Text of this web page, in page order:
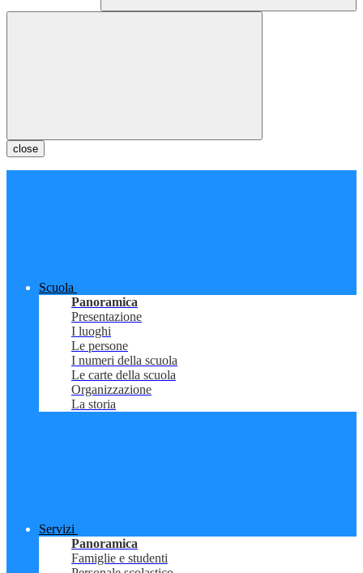
close
Scuola
Panoramica
Presentazione
I luoghi
Le persone
I numeri della scuola
Le carte della scuola
Organizzazione
La storia
Servizi
Panoramica
Famiglie e studenti